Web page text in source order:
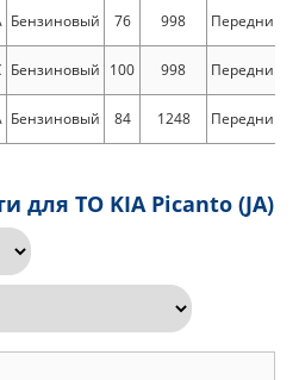
Бензиновый 76 998 Передний
Бензиновый 100 998 Передний
Бензиновый 84 1248 Передний
для ТО KIA Picanto (JA)